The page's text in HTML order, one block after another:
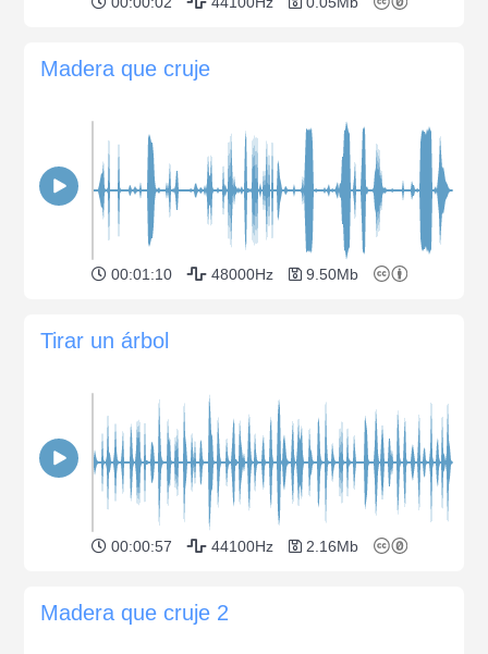
Madera que cruje
00:01:10 48000Hz 9.50Mb
Tirar un árbol
00:00:57 44100Hz 2.16Mb
Madera que cruje 2